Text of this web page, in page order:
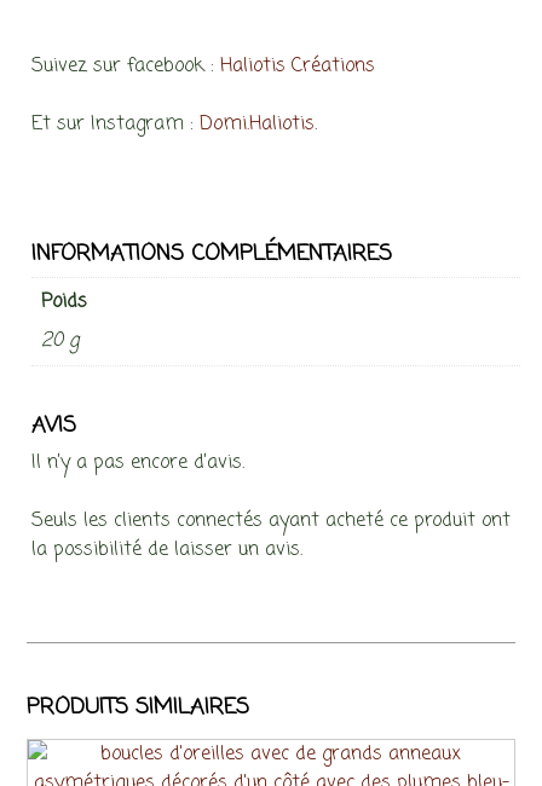
Suivez sur facebook :Haliotis Créations
Et sur Instagram :Domi.Haliotis.
INFORMATIONS COMPLÉMENTAIRES
Poids
20 g
AVIS
Il n’y a pas encore d’avis.
Seuls les clients connectés ayant acheté ce produit ont
la possibilité de laisser un avis.
PRODUITS SIMILAIRES